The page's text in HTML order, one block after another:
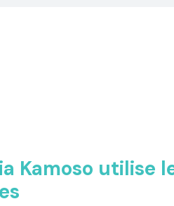
Kamoso utilise